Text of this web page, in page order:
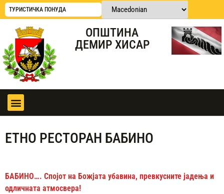
ТУРИСТИЧКА ПОНУДА
ОПШТИНА
ДЕМИР ХИСАР
ЕТНО РЕСТОРАН БАБИНО
БАБИНО…. Спојот на Божјата убавина, превкусните јадења и
одличната атмосвера!